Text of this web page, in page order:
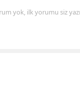
yok, ilk yorumu siz